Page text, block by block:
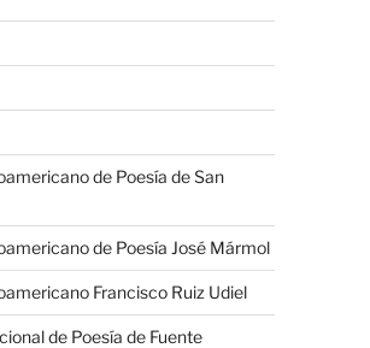
de Poesía de San
de Poesía José Mármol
Francisco Ruiz Udiel
de Poesía de Fuente